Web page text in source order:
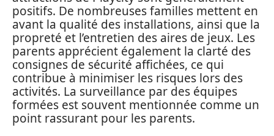
positifs. De nombreuses familles mettent en
avant la qualité des installations, ainsi que la
propreté et l’entretien des aires de jeux. Les
parents apprécient également la clarté des
consignes de sécurité affichées, ce qui
contribue à minimiser les risques lors des
activités. La surveillance par des équipes
formées est souvent mentionnée comme un
point rassurant pour les parents.